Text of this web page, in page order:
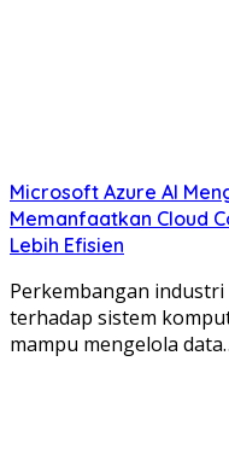
Microsoft Azure AI
Memanfaatkan Cloud
Lebih Efisien
Perkembangan
terhadap sistem
mampu mengelola